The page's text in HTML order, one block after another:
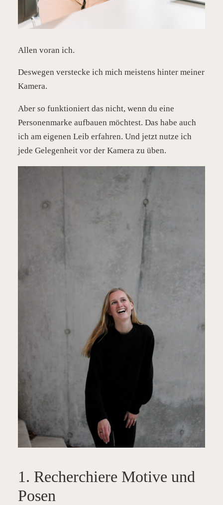
Allen voran ich.
Deswegen verstecke ich mich meistens hinter meiner
Kamera.
Aber so funktioniert das nicht, wenn du eine
Personenmarke aufbauen möchtest. Das habe auch
ich am eigenen Leib erfahren. Und jetzt nutze ich
jede Gelegenheit vor der Kamera zu üben.
1. Recherchiere Motive und
Posen